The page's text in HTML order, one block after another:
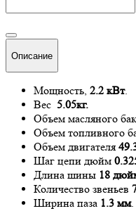
Описание
Мощность, 2.2 кВт.
Вес 5.05кг.
Объем масляного
Объем топливного
Объем двигателя
Шаг цепи дюйм
Длина шины 18
Количество звеньев
Ширина паза 1.3 мм.